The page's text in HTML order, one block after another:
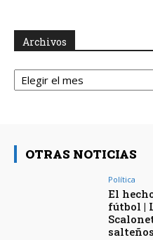
Archivos
Archivos
OTRAS NOTICIAS
Política
El
fútbol |